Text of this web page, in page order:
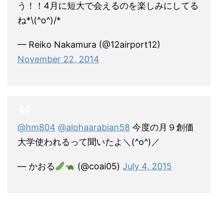
う！！4月に短大で会えるのを楽しみにしてる
ね*\(^o^)/*
— Reiko Nakamura (@12airport12)
November 22, 2014
@hm804 @alohaarabian58 今度の月９創価
大学使われるって聞いたよ＼(^o^)／
— かおる (@coai05) July 4, 2015